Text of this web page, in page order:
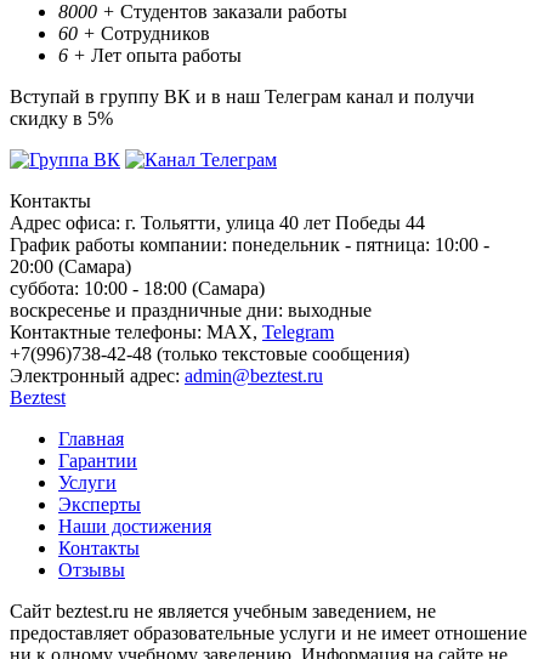
8000 + Студентов заказали работы
60 + Сотрудников
6 + Лет опыта работы
Вступай в группу ВК и в наш Телеграм канал и получи
скидку в 5%
Контакты
Адрес офиса: г. Тольятти, улица 40 лет Победы 44
График работы компании: понедельник - пятница: 10:00 -
20:00 (Самара)
суббота: 10:00 - 18:00 (Самара)
воскресенье и праздничные дни: выходные
Контактные телефоны: МАХ, Telegram
+7(996)738-42-48 (только текстовые сообщения)
Электронный адрес: admin@beztest.ru
Beztest
Главная
Гарантии
Услуги
Эксперты
Наши достижения
Контакты
Отзывы
Сайт beztest.ru не является учебным заведением, не
предоставляет образовательные услуги и не имеет отношение